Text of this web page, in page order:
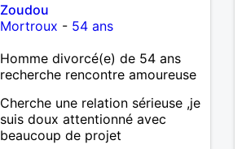
Zoudou
Mortroux - 54 ans
Homme divorcé(e) de 54 ans
recherche rencontre amoureuse
Cherche une relation sérieuse ,je
suis doux attentionné avec
beaucoup de projet